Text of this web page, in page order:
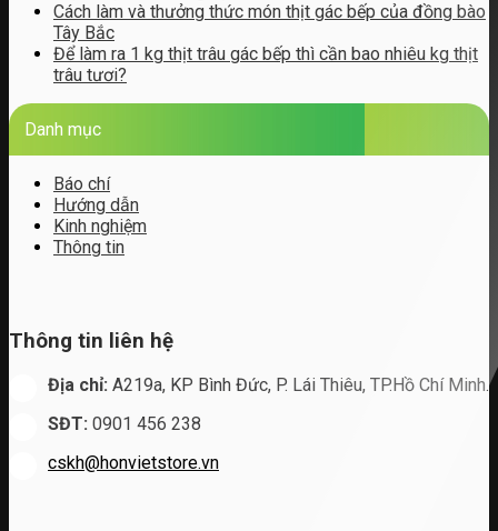
Cách làm và thưởng thức món thịt gác bếp của đồng bào
Tây Bắc
Để làm ra 1 kg thịt trâu gác bếp thì cần bao nhiêu kg thịt
trâu tươi?
Danh mục
Báo chí
Hướng dẫn
Kinh nghiệm
Thông tin
Thông tin liên hệ
Địa chỉ: A219a, KP Bình Đức, P. Lái Thiêu, TP.Hồ Chí Minh.
SĐT: 0901 456 238
cskh@honvietstore.vn